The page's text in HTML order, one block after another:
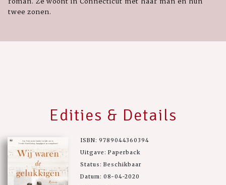
twee zonen.
Edities & Details
ISBN: 9789044360394
Uitgave: Paperback
Status: Beschikbaar
Datum: 08-04-2020